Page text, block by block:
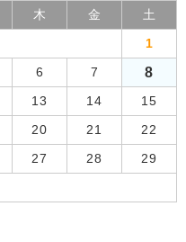
木 金 土
1
6 7 8
13 14 15
20 21 22
27 28 29